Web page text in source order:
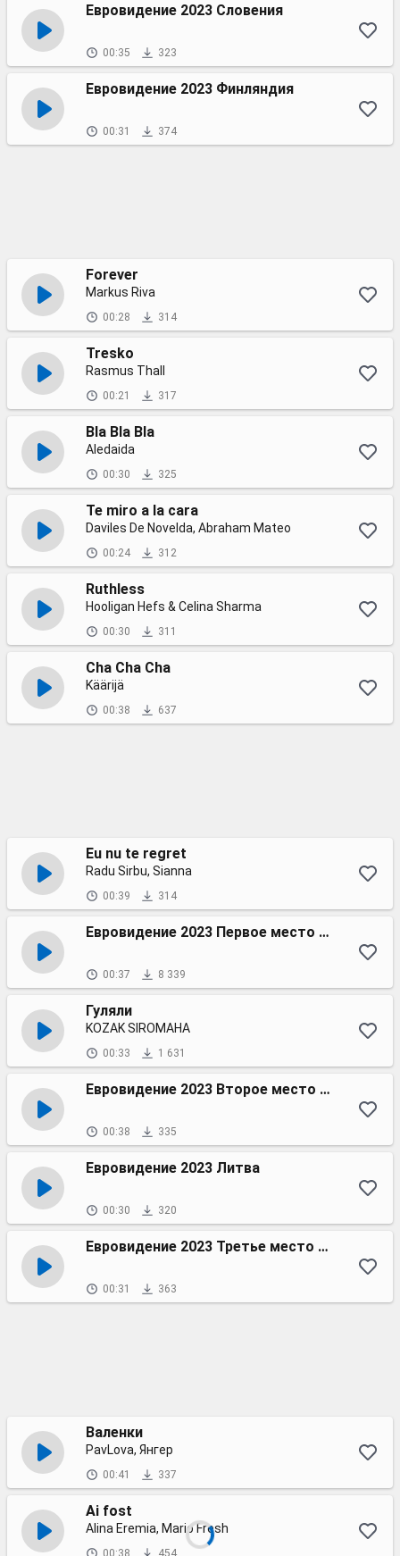
Евровидение 2023 Словения
00:35 323
Евровидение 2023 Финляндия
00:31 374
Forever
Markus Riva
00:28 314
Tresko
Rasmus Thall
00:21 317
Bla Bla Bla
Aledaida
00:30 325
Te miro a la cara
Daviles De Novelda, Abraham Mateo
00:24 312
Ruthless
Hooligan Hefs & Celina Sharma
00:30 311
Cha Cha Cha
Käärijä
00:38 637
Eu nu te regret
Radu Sirbu, Sianna
00:39 314
Евровидение 2023 Первое место Швеция
00:37 8 339
Гуляли
KOZAK SIROMAHA
00:33 1 631
Евровидение 2023 Второе место Финляндия
00:38 335
Евровидение 2023 Литва
00:30 320
Евровидение 2023 Третье место Израиль
00:31 363
Валенки
PavLova, Янгер
00:41 337
Ai fost
Alina Eremia, Mario Fresh
00:38 454